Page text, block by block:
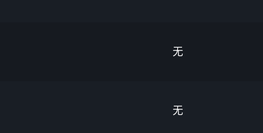
无
无